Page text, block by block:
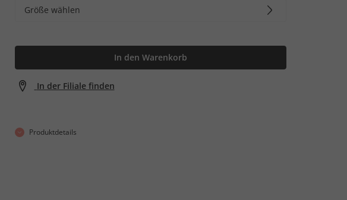
Größe wählen
In den Warenkorb
In der Filiale finden
Produktdetails